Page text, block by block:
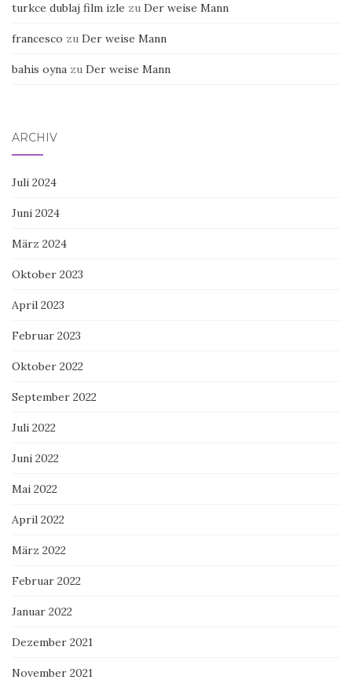
turkce dublaj film izle zu Der weise Mann
francesco zu Der weise Mann
bahis oyna zu Der weise Mann
ARCHIV
Juli 2024
Juni 2024
März 2024
Oktober 2023
April 2023
Februar 2023
Oktober 2022
September 2022
Juli 2022
Juni 2022
Mai 2022
April 2022
März 2022
Februar 2022
Januar 2022
Dezember 2021
November 2021